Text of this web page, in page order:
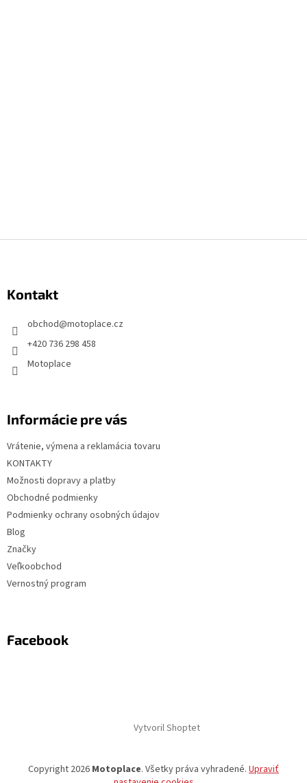
äKontakt
obchod@motoplace.cz
+420 736 298 458
Motoplace
Informácie pre vás
Vrátenie, výmena a reklamácia tovaru
KONTAKTY
Možnosti dopravy a platby
Obchodné podmienky
Podmienky ochrany osobných údajov
Blog
Značky
Veľkoobchod
Vernostný program
Facebook
Vytvoril Shoptet
Copyright 2026 Motoplace. Všetky práva vyhradené. Upraviť